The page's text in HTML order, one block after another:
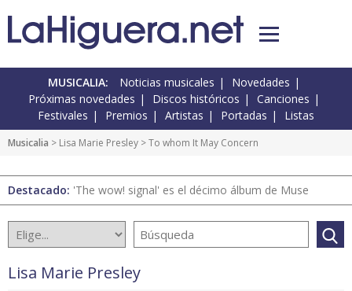
MUSICALIA: Noticias musicales
Novedades
Próximas novedades
Discos históricos
Canciones
Festivales
Premios Artistas Portadas Listas
Musicalia > Lisa Marie Presley > To whom It May Concern
Destacado: 'The wow! signal' es el décimo álbum de Muse
Lisa Marie Presley